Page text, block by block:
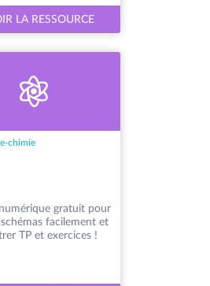
LA RESSOURCE
chimie
gratuit pour
facilement et
TP et exercices !